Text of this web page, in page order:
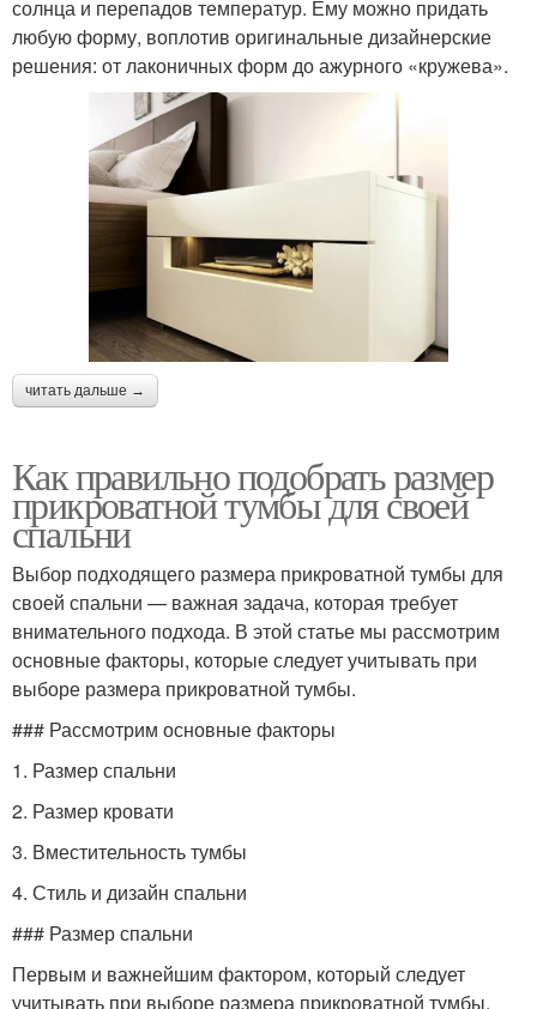
солнца и перепадов температур. Ему можно придать
любую форму, воплотив оригинальные дизайнерские
решения: от лаконичных форм до ажурного «кружева».
читать дальше →
Как правильно подобрать размер
прикроватной тумбы для своей
спальни
Выбор подходящего размера прикроватной тумбы для
своей спальни — важная задача, которая требует
внимательного подхода. В этой статье мы рассмотрим
основные факторы, которые следует учитывать при
выборе размера прикроватной тумбы.
### Рассмотрим основные факторы
1. Размер спальни
2. Размер кровати
3. Вместительность тумбы
4. Стиль и дизайн спальни
### Размер спальни
Первым и важнейшим фактором, который следует
учитывать при выборе размера прикроватной тумбы,